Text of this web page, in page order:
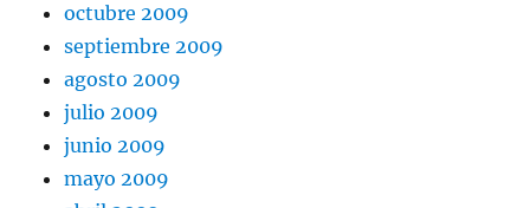
octubre 2009
septiembre 2009
agosto 2009
julio 2009
junio 2009
mayo 2009